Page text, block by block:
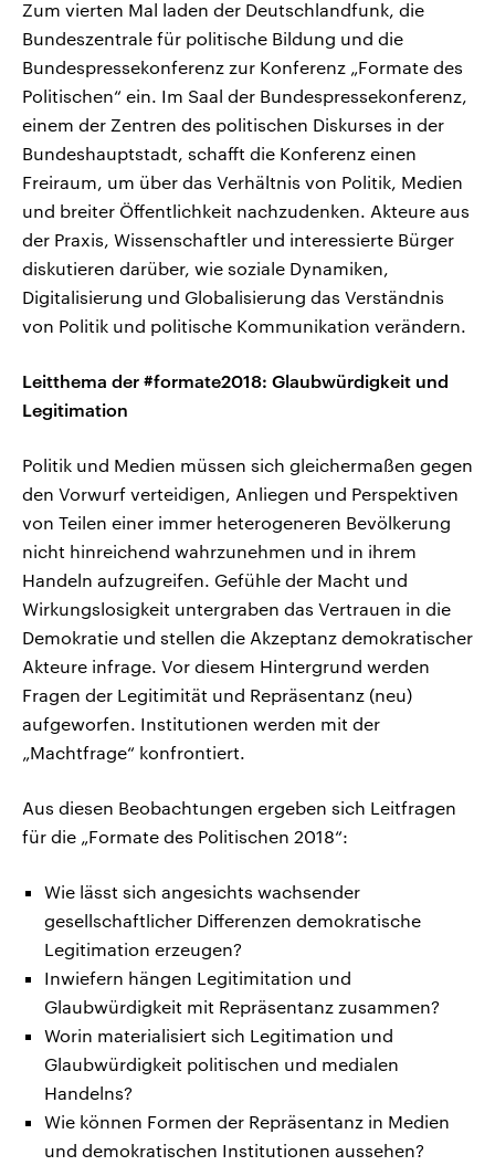
Zum vierten Mal laden der Deutschlandfunk, die
Bundeszentrale für politische Bildung und die
Bundespressekonferenz zur Konferenz „Formate des
Politischen“ ein. Im Saal der Bundespressekonferenz,
einem der Zentren des politischen Diskurses in der
Bundeshauptstadt, schafft die Konferenz einen
Freiraum, um über das Verhältnis von Politik, Medien
und breiter Öffentlichkeit nachzudenken. Akteure aus
der Praxis, Wissenschaftler und interessierte Bürger
diskutieren darüber, wie soziale Dynamiken,
Digitalisierung und Globalisierung das Verständnis
von Politik und politische Kommunikation verändern.
Leitthema der #formate2018: Glaubwürdigkeit und
Legitimation
Politik und Medien müssen sich gleichermaßen gegen
den Vorwurf verteidigen, Anliegen und Perspektiven
von Teilen einer immer heterogeneren Bevölkerung
nicht hinreichend wahrzunehmen und in ihrem
Handeln aufzugreifen. Gefühle der Macht und
Wirkungslosigkeit untergraben das Vertrauen in die
Demokratie und stellen die Akzeptanz demokratischer
Akteure infrage. Vor diesem Hintergrund werden
Fragen der Legitimität und Repräsentanz (neu)
aufgeworfen. Institutionen werden mit der
„Machtfrage“ konfrontiert.
Aus diesen Beobachtungen ergeben sich Leitfragen
für die „Formate des Politischen 2018“:
Wie lässt sich angesichts wachsender
gesellschaftlicher Differenzen demokratische
Legitimation erzeugen?
Inwiefern hängen Legitimitation und
Glaubwürdigkeit mit Repräsentanz zusammen?
Worin materialisiert sich Legitimation und
Glaubwürdigkeit politischen und medialen
Handelns?
Wie können Formen der Repräsentanz in Medien
und demokratischen Institutionen aussehen?